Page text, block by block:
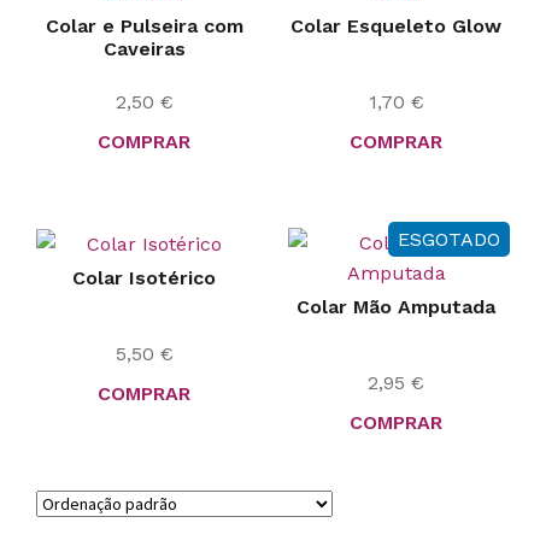
Colar e Pulseira com
Caveiras
2,50 €
COMPRAR
Colar Esqueleto Glow
1,70 €
COMPRAR
Colar Isotérico
5,50 €
COMPRAR
ESGOTADO
Colar Mão Amputada
2,95 €
COMPRAR